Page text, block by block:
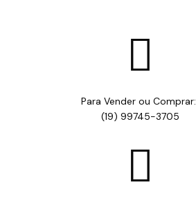

Para Vender ou Comprar:
(19) 99745-3705
